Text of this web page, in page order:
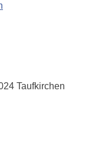
Taufkirchen